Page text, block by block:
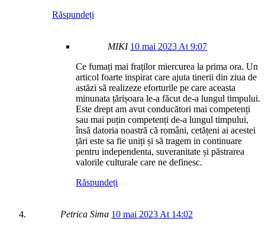
Răspundeți
MIKI 10 mai 2023 At 9:07
Ce fumați mai fraților miercurea la prima ora. Un
articol foarte inspirat care ajuta tinerii din ziua de
astăzi să realizeze eforturile pe care aceasta
minunata țărișoara le-a făcut de-a lungul timpului.
Este drept am avut conducători mai competenți
sau mai puțin competenți de-a lungul timpului,
însă datoria noastră că români, cetățeni ai acestei
țări este sa fie uniți și să tragem in continuare
pentru independenta, suveranitate și păstrarea
valorile culturale care ne definesc.
Răspundeți
Petrica Sima 10 mai 2023 At 14:02